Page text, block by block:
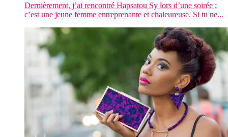
Dernièrement, j’ai rencontré Hapsatou Sy lors d’une soirée ;
c’est une jeune femme entreprenante et chaleureuse. Si tu ne...